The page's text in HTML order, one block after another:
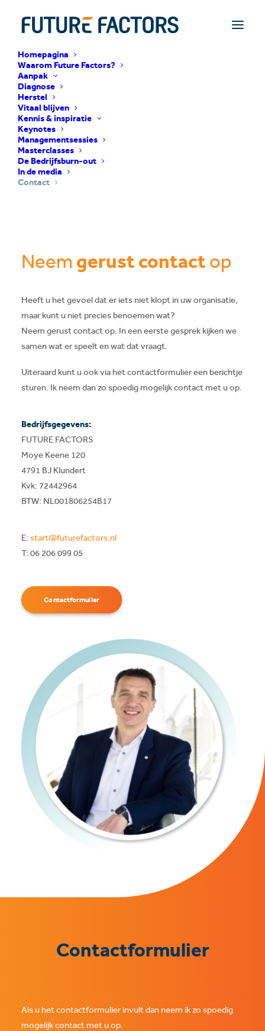
Homepagina
Waarom Future Factors?
Aanpak
Diagnose
Herstel
Vitaal blijven
Kennis & inspiratie
Keynotes
Managementsessies
Masterclasses
De Bedrijfsburn-out
In de media
Contact
Neem gerust contactop
Heeft u het gevoel dat er iets niet klopt in uw organisatie,
maar kunt u niet precies benoemen wat?
Neem gerust contact op. In een eerste gesprek kijken we
samen wat er speelt en wat dat vraagt.
Uiteraard kunt u ook via het contactformulier een berichtje
sturen. Ik neem dan zo spoedig mogelijk contact met u op.
Bedrijfsgegevens:
FUTURE FACTORS
Moye Keene 120
4791 BJ Klundert
Kvk: 72442964
BTW: NL001806254B17
E: start@futurefactors.nl
T: 06 206 099 05
Contactformulier
Contactformulier
Als u het contactformulier invult dan neem ik zo spoedig
mogelijk contact met u op.